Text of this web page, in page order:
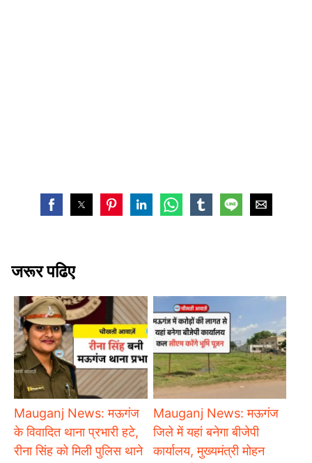
जरूर पढिए
Mauganj News: मऊगंज
के विवादित थाना प्रभारी हटे,
रीना सिंह को मिली पुलिस थाने
Mauganj News: मऊगंज
जिले में यहां बनेगा बीजेपी
कार्यालय, मुख्यमंत्री मोहन